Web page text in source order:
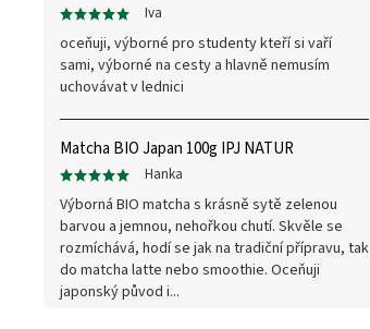
Iva
oceňuji, výborné pro studenty kteří si vaří
sami, výborné na cesty a hlavně nemusím
uchovávat v lednici
Matcha BIO Japan 100g IPJ NATUR
Hanka
Výborná BIO matcha s krásně sytě zelenou
barvou a jemnou, nehořkou chutí. Skvěle se
rozmíchává, hodí se jak na tradiční přípravu, tak
do matcha latte nebo smoothie. Oceňuji
japonský původ i...